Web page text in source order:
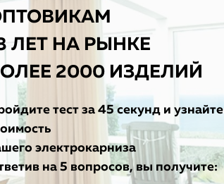
ЛЕТ НА РЫНКЕ
2000 ИЗДЕЛИЙ
тест за 45 секунд и узнайте
электрокарниза
на 5 вопросов, вы получите: